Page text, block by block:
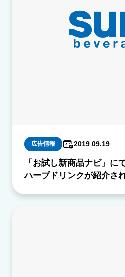
広告情報 2019 09.19
「お試し新商品ナビ」に
ハーブドリンクが紹介さ